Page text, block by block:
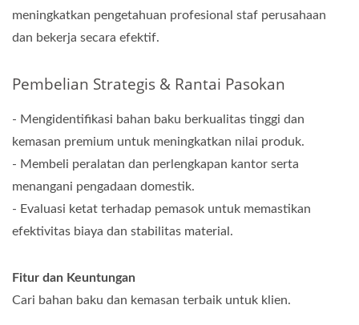
meningkatkan pengetahuan profesional staf perusahaan
dan bekerja secara efektif.
Pembelian Strategis & Rantai Pasokan
- Mengidentifikasi bahan baku berkualitas tinggi dan
kemasan premium untuk meningkatkan nilai produk.
- Membeli peralatan dan perlengkapan kantor serta
menangani pengadaan domestik.
- Evaluasi ketat terhadap pemasok untuk memastikan
efektivitas biaya dan stabilitas material.
Fitur dan Keuntungan
Cari bahan baku dan kemasan terbaik untuk klien.